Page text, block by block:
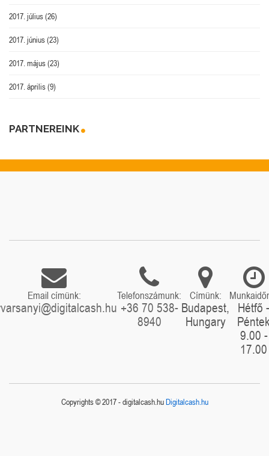
2017. július(26)
2017. június(23)
2017. május(23)
2017. április(9)
PARTNEREINK
Email címünk: Telefonszámunk:
+36 70 538-
8940
Címünk:
Budapest,
Hungary
Hétfő -
9.00 -
17.00
Copyrights © 2017 - digitalcash.huDigitalcash.hu